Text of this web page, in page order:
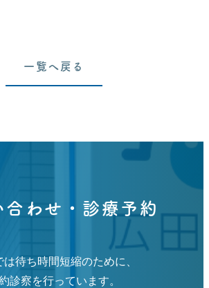
一覧へ戻る
合わせ・診療予約
は待ち時間短縮のために、
診察を行っています。